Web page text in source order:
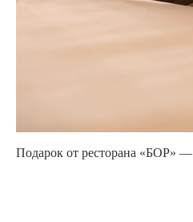
Подарок от ресторана «БОР» —